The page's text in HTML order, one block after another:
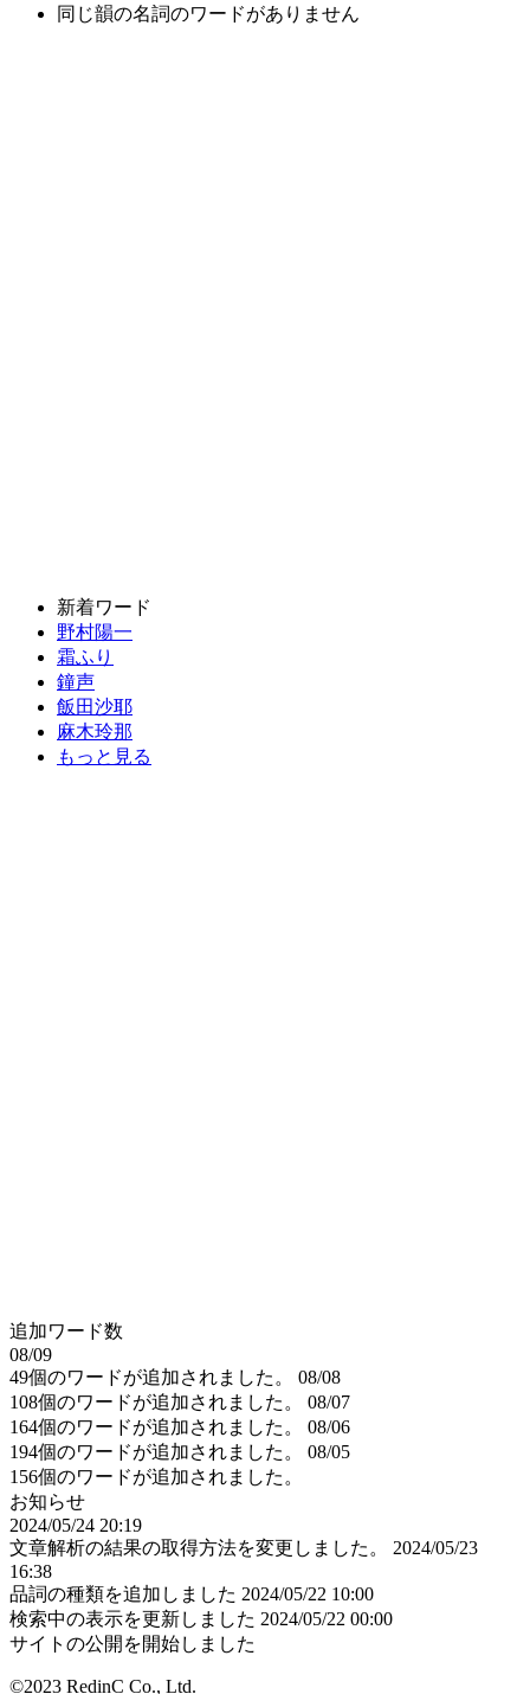
同じ韻の名詞のワードがありません
新着ワード
野村陽一
霜ふり
鐘声
飯田沙耶
麻木玲那
もっと見る
追加ワード数
08/09
49個のワードが追加されました。
08/08
108個のワードが追加されました。
08/07
164個のワードが追加されました。
08/06
194個のワードが追加されました。
08/05
156個のワードが追加されました。
お知らせ
2024/05/24 20:19
文章解析の結果の取得方法を変更しました。
2024/05/23
16:38
品詞の種類を追加しました 2024/05/22 10:00
検索中の表示を更新しました 2024/05/22 00:00
サイトの公開を開始しました
©2023 RedinC Co., Ltd.